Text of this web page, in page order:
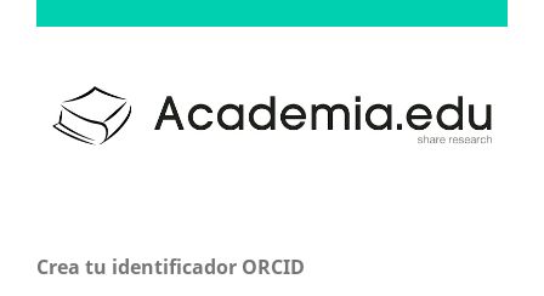
Crea tu identificador ORCID